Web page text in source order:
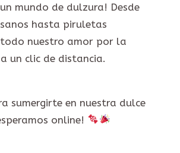
mundo de dulzura! Desde
hasta piruletas
nuestro amor por la
un clic de distancia.
sumergirte en nuestra dulce
online!